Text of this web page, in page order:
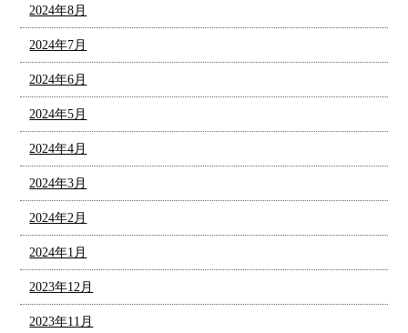
2024年8月
2024年7月
2024年6月
2024年5月
2024年4月
2024年3月
2024年2月
2024年1月
2023年12月
2023年11月